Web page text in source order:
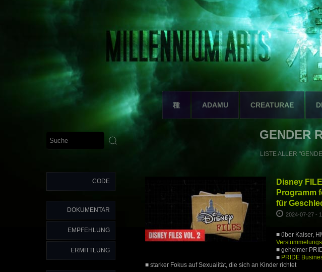
種 ADAMU CREATURAE
CODE
DOKUMENTAR
EMPFEHLUNG
ERMITTLUNG
GENDER
LISTE ALLER
Disney
Programm
für
2024-07-27 -
■ über Kaiser,
■ geheimer
■ PRIDE
■ starker Fokus auf Sexualität, die sich an Kinder richtet